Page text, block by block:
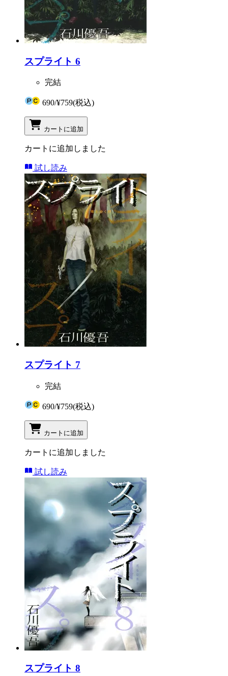
スプライト 6
完結
690/¥759(税込)
カートに追加
カートに追加しました
試し読み
スプライト 7
完結
690/¥759(税込)
カートに追加
カートに追加しました
試し読み
スプライト 8